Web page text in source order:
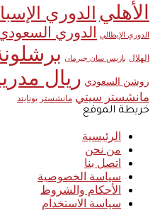
الأهلي الدوري
الدوري الإيطالي الدوري
الهلال باريس سان جيرمان
روشن السعودي ريال
مانشستر سيتي مانشستر يونايتد
خريطة الموقع
الرئيسية
من نحن
اتصل بنا
سياسة الخصوصية
الأحكام والشروط
سياسة الاستخدام